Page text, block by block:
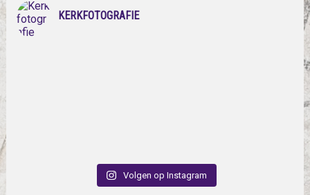
KERKFOTOGRAFIE
Volgen op Instagram